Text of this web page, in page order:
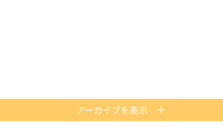
アーカイブを表示